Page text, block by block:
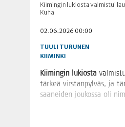
Kiimingin lukiosta valmistui
Kuha
02.06.2026 00:00
TUULI TURUNEN
KIIMINKI
Kii­min­gin lukios­ta
tär­keä virs­tan­pyl­väs, ja
saa­nei­den jou­kos­sa oli